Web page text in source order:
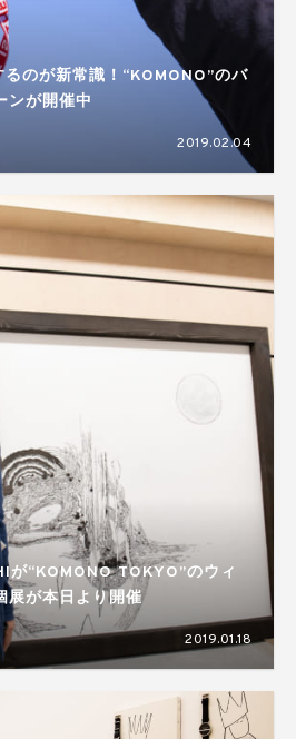
のが新常識！“KOMONO”のバ
ンが開催中
2019.02.04
“KOMONO TOKYO”のウィ
展が本日より開催
2019.01.18